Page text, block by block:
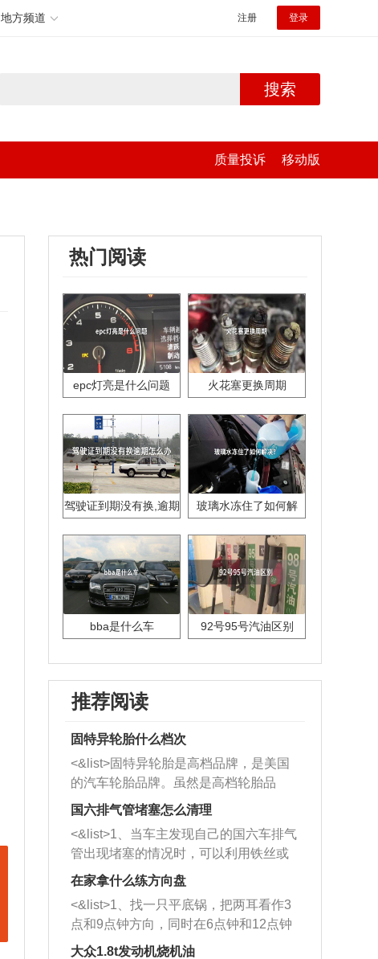
地方频道 注册 登录
搜索
质量投诉 移动版
热门阅读
epc灯亮是什么问题 火花塞更换周期
驾驶证到期没有换,逾期
玻璃水冻住了如何解
bba是什么车 92号95号汽油区别
推荐阅读
固特异轮胎什么档次
<&list>固特异轮胎是高档品牌，是美国
的汽车轮胎品牌。虽然是高档轮胎品
牌，但是中高低端的轮胎都有生产，这
也是为了更好的开拓市场。
国六排气管堵塞怎么清理
<&list>1、当车主发现自己的国六车排气
管出现堵塞的情况时，可以利用铁丝或
者是细棍，直接将杂物给取出来，如果
堵塞情况比较严重，也可以采取应急措
施。 <&list>2、直接利用木棍将所有的
杂物推到排气管里面的位置处，然后将
三元催化器拆解开，就可以将堵塞的东
在家拿什么练方向盘
<&list>1、找一只平底锅，把两耳看作3
点和9点钟方向，同时在6点钟和12点钟
方向做一个标记。 <&list>2、双手握住
大众1.8t发动机烧机油